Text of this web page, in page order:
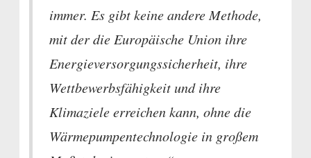
immer. Es gibt keine andere Methode,
mit der die Europäische Union ihre
Energieversorgungssicherheit, ihre
Wettbewerbsfähigkeit und ihre
Klimaziele erreichen kann, ohne die
Wärmepumpentechnologie in großem